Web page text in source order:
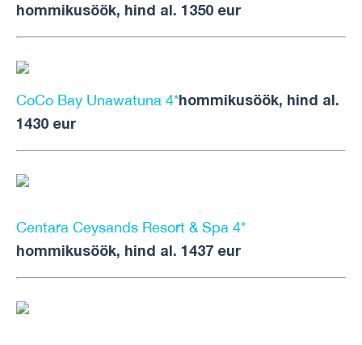
hommikusöök, hind al. 1350 eur
CoCo Bay Unawatuna 4*hommikusöök, hind al.
1430 eur
Centara Ceysands Resort & Spa 4*
hommikusöök, hind al. 1437 eur